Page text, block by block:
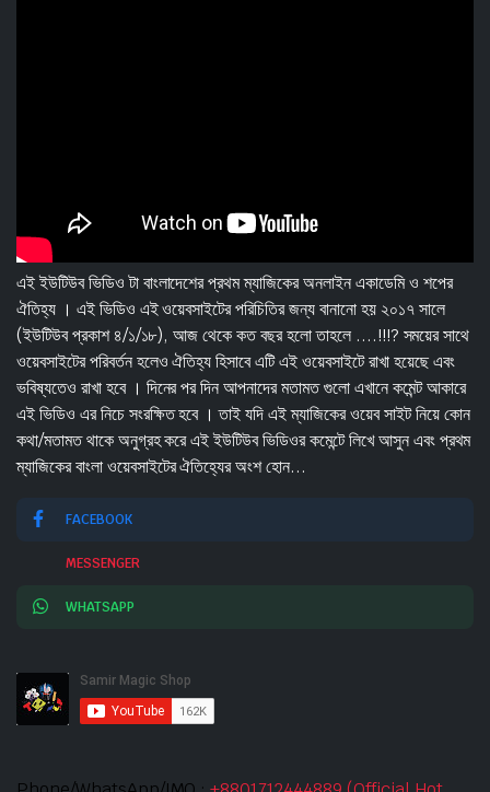
এই ইউটিউব ভিডিও টা বাংলাদেশের প্রথম ম্যাজিকের অনলাইন একাডেমি ও শপের
ঐতিহ্য । এই ভিডিও এই ওয়েবসাইটের পরিচিতির জন্য বানানো হয় ২০১৭ সালে
(ইউটিউব প্রকাশ ৪/১/১৮), আজ থেকে কত বছর হলো তাহলে ....!!!? সময়ের সাথে
ওয়েবসাইটের পরিবর্তন হলেও ঐতিহ্য হিসাবে এটি এই ওয়েবসাইটে রাখা হয়েছে এবং
ভবিষ্যতেও রাখা হবে । দিনের পর দিন আপনাদের মতামত গুলো এখানে কমেন্ট আকারে
এই ভিডিও এর নিচে সংরক্ষিত হবে । তাই যদি এই ম্যাজিকের ওয়েব সাইট নিয়ে কোন
কথা/মতামত থাকে অনুগ্রহ করে এই ইউটিউব ভিডিওর কমেন্টে লিখে আসুন এবং প্রথম
ম্যাজিকের বাংলা ওয়েবসাইটের ঐতিহ্যের অংশ হোন...
FACEBOOK
MESSENGER
WHATSAPP